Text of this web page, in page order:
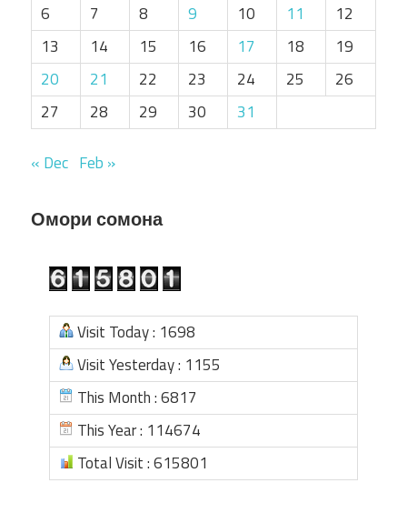
6
7 8 9 10 11
12
13
14 15 16 17 18
19
20
21 22 23 24 25
26
27
28 29 30 31
« Dec Feb »
Омори сомона
Visit Today : 1698
Visit Yesterday : 1155
This Month : 6817
This Year : 114674
Total Visit : 615801